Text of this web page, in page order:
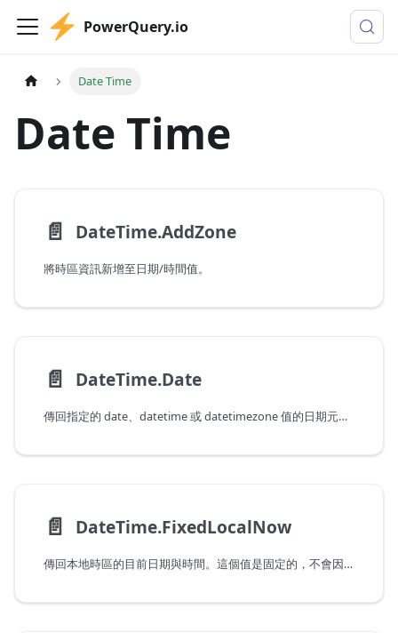
PowerQuery.io
Date Time
Date Time
📄️ DateTime.AddZone
將時區資訊新增至日期/時間值。
📄️ DateTime.Date
傳回指定的 date、datetime 或 datetimezone 值的日期元件。
📄️ DateTime.FixedLocalNow
傳回本地時區的目前日期與時間。這個值是固定的，不會因為連續呼叫而變更。